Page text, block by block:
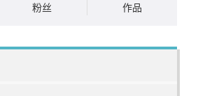
粉丝
作品